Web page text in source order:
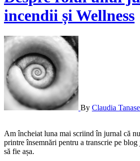
incendii și Wellness
By Claudia
Am încheiat luna mai scriind în jurnal că nu găsesc nimic interesant
printre însemnări pentru a transcrie pe
să fie așa.